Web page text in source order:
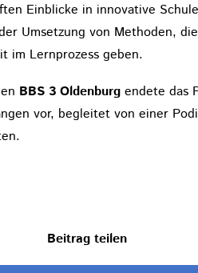
Einblicke in innovative
Umsetzung von Methoden,
im Lernprozess geben.
BBS 3 Oldenburg endete das
vor, begleitet von einer
Beitrag teilen